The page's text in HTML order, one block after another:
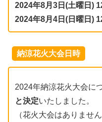
2024年8月3日(土曜日 )
2024年8月4日( 日曜日 )
納涼花火大会日時
2024年納涼花火大会に
と決定いたしました。
（花火大会はありません